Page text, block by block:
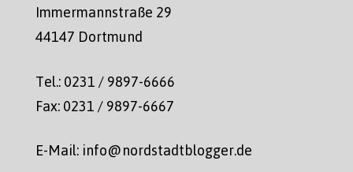
Immermannstraße 29
44147 Dortmund
Tel.: 0231 / 9897-6666
Fax: 0231 / 9897-6667
E-Mail: info@nordstadtblogger.de